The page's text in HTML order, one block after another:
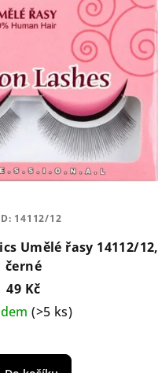
Umělé řasy 14112/12,
černé
49 Kč
(>5 ks)
14112/12